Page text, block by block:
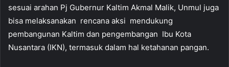
sesuai arahan Pj Gubernur Kaltim Akmal Malik, Unmul juga
bisa melaksanakan rencana aksi mendukung
pembangunan Kaltim dan pengembangan Ibu Kota
Nusantara (IKN), termasuk dalam hal ketahanan pangan.